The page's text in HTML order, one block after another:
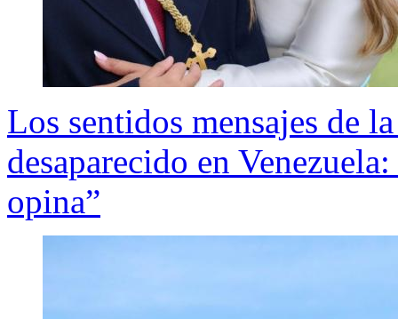
Los sentidos mensajes de
desaparecido en
opina”